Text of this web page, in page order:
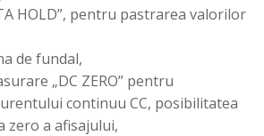
HOLD”, pentru pastrarea valorilor
de fundal,
„DC ZERO” pentru
continuu CC, posibilitatea
zero a afisajului,